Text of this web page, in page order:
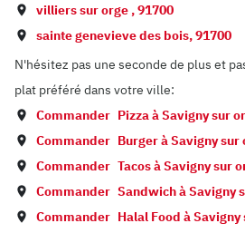
villiers sur orge ,91700
sainte genevieve des bois,91700
N'hésitez pas une seconde de plus et
plat préféré dans votre ville:
Commander Pizza àSavigny sur
Commander Burger àSavigny sur
Commander Tacos àSavigny sur
Commander Sandwich àSavigny
Commander Halal Food àSavigny